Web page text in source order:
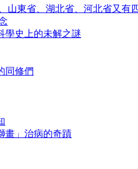
山東省、湖北省、河北省又有
學史上的未解之謎
同修們
畫」治病的奇蹟